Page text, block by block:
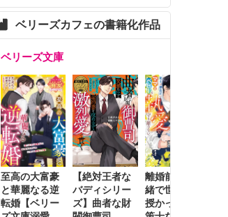
ベリーズカフェの書籍化作品
ベリーズ文庫
至高の大富豪
と華麗なる逆
転婚【ベリー
【絶対王者な
バディシリー
ズ】曲者な財
離婚前夜に内
緒で世継ぎを
授かったら～